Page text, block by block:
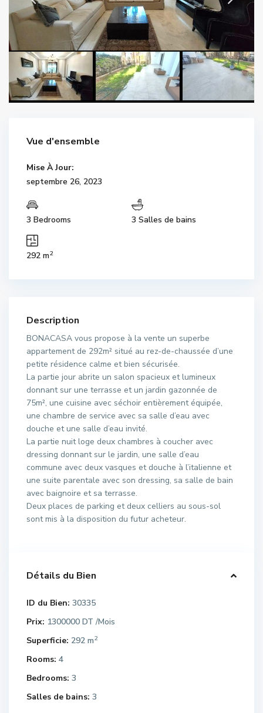
Vue d'ensemble
Mise À Jour:
septembre 26, 2023
3 Bedrooms 3 Salles de bains
292 m2
Description
BONACASA vous propose à la vente un superbe
appartement de 292m² situé au rez-de-chaussée d’une
petite résidence calme et bien sécurisée.
La partie jour abrite un salon spacieux et lumineux
donnant sur une terrasse et un jardin gazonnée de
75m², une cuisine avec séchoir entièrement équipée,
une chambre de service avec sa salle d’eau avec
douche et une salle d’eau invité.
La partie nuit loge deux chambres à coucher avec
dressing donnant sur le jardin, une salle d’eau
commune avec deux vasques et douche à l’italienne et
une suite parentale avec son dressing, sa salle de bain
avec baignoire et sa terrasse.
Deux places de parking et deux celliers au sous-sol
sont mis à la disposition du futur acheteur.
Détails du Bien
ID du Bien: 30335
Prix: 1300000 DT /Mois
Superficie: 292 m2
Rooms: 4
Bedrooms: 3
Salles de bains: 3